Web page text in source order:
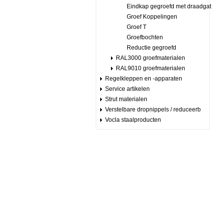
Eindkap gegroefd met draadgat
Groef Koppelingen
Groef T
Groefbochten
Reductie gegroefd
RAL3000 groefmaterialen
RAL9010 groefmaterialen
Regelkleppen en -apparaten
Service artikelen
Strut materialen
Verstelbare dropnippels / reduceerb
Vocla staalproducten